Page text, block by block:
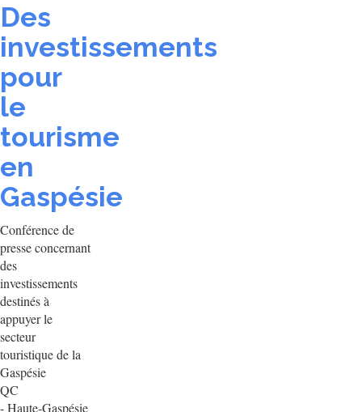
Des
investissements
pour
le
tourisme
en
Gaspésie
Conférence de
presse concernant
des
investissements
destinés à
appuyer le
secteur
touristique de la
Gaspésie
QC
- Haute-Gaspésie